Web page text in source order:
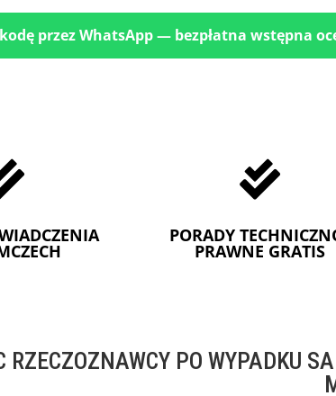
przez WhatsApp — bezpłatna wstępna

PORADY
PRAWNE GRATIS
RZECZOZNAWCY PO WYPADKU